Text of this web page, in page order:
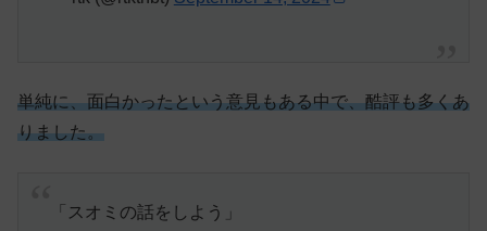
単純に、面白かったという意見もある中で、酷評も多くあ
りました。
「スオミの話をしよう」